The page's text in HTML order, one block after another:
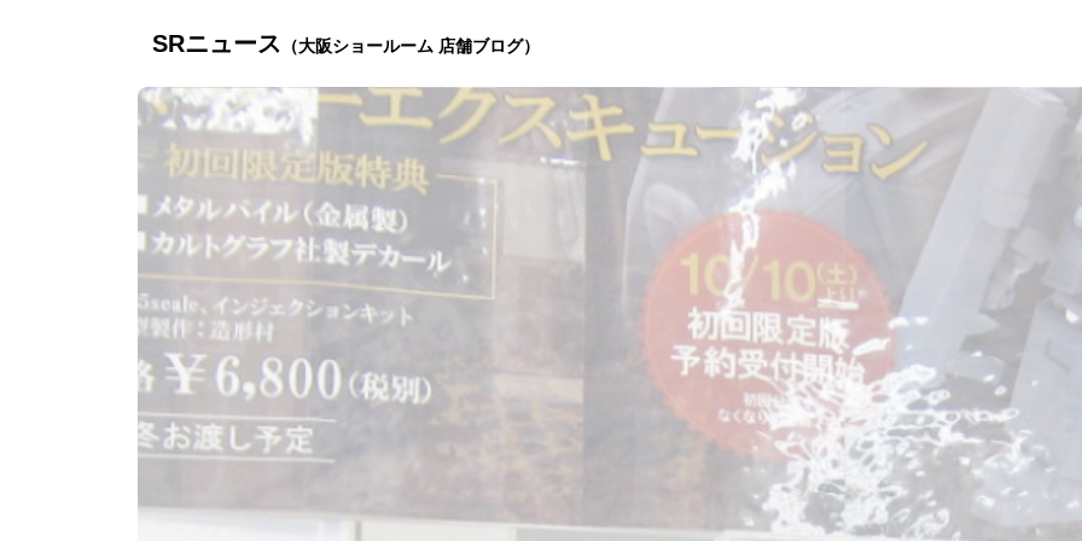
SRニュース （大阪ショールーム 店舗ブログ）